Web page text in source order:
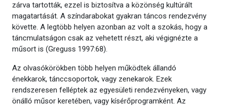
zárva tartották, ezzel is biztosítva a közönség kultúrált
magatartását. A színdarabokat gyakran táncos rendezvény
követte. A legtöbb helyen azonban az volt a szokás, hogy a
táncmulatságon csak az vehetett részt, aki végignézte a
műsort is (Greguss 1997:68).
Az olvasókörökben több helyen működtek állandó
énekkarok, tánccsoportok, vagy zenekarok. Ezek
rendszeresen felléptek az egyesületi rendezvényeken, vagy
önálló műsor keretében, vagy kísérőprogramként. Az